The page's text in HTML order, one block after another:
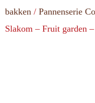
bakken / Pannenserie
Slakom – Fruit garden